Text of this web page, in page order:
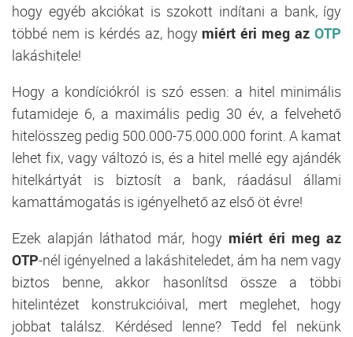
hogy egyéb akciókat is szokott indítani a bank, így
többé nem is kérdés az, hogy miért éri meg azOTP
lakáshitele!
Hogy a kondíciókról is szó essen: a hitel minimális
futamideje 6, a maximális pedig 30 év, a felvehető
hitelösszeg pedig 500.000-75.000.000 forint. A kamat
lehet fix, vagy változó is, és a hitel mellé egy ajándék
hitelkártyát is biztosít a bank, ráadásul állami
kamattámogatás is igényelhető az első öt évre!
Ezek alapján láthatod már, hogy miért éri meg az
OTP-nél igényelned a lakáshiteledet, ám ha nem vagy
biztos benne, akkor hasonlítsd össze a többi
hitelintézet konstrukcióival, mert meglehet, hogy
jobbat találsz. Kérdésed lenne? Tedd fel nekünk